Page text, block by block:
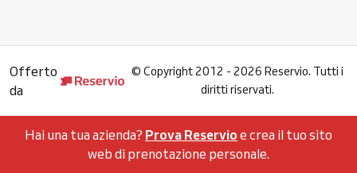
Offerto
da
© Copyright 2012 - 2026 Reservio. Tutti i
diritti riservati.
Hai una tua azienda? Prova Reservio e crea il tuo sito
web di prenotazione personale.